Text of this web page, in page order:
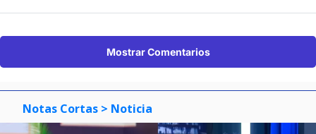
Mostrar Comentarios
Notas Cortas > Noticia